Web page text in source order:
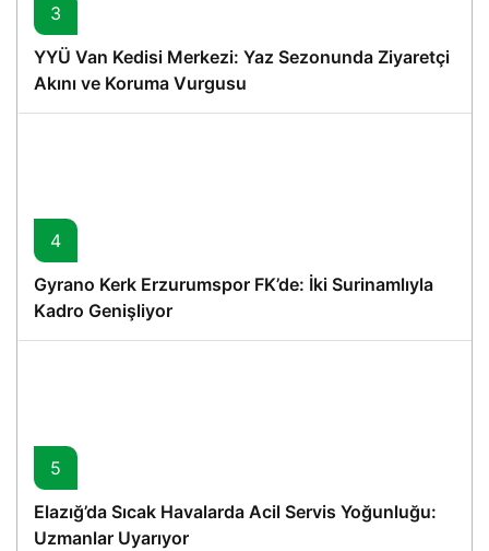
3
YYÜ Van Kedisi Merkezi: Yaz Sezonunda Ziyaretçi
Akını ve Koruma Vurgusu
4
Gyrano Kerk Erzurumspor FK’de: İki Surinamlıyla
Kadro Genişliyor
5
Elazığ’da Sıcak Havalarda Acil Servis Yoğunluğu:
Uzmanlar Uyarıyor